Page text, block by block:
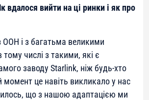
вдалося вийти на ці ринки і як про
і з багатьма великими
числі з такими, які є
заводу Starlink, ніж будь-хто
момент це навіть викликало у нас
що з нашою адаптацією ми